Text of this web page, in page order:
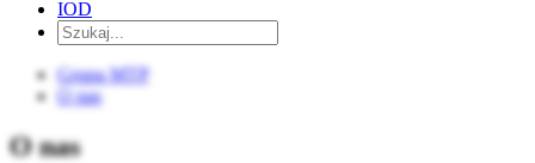
IOD
Grupa MTP
O nas
O nas